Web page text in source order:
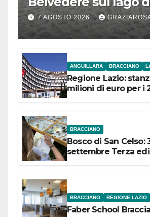
Bracciano: ieri
l’inaugurazione
7 AGOSTO 2026
ANGUILLARA BRACCIANO
Regione Lazio:
milioni di euro per i
BRACCIANO
Bosco di San Celso:
settembre Terza
BRACCIANO REGIONE LAZIO
Faber School